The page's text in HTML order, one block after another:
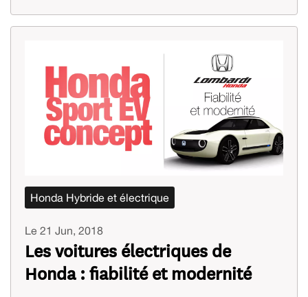
Honda Hybride et électrique
Le 21 Jun, 2018
Les voitures électriques de
Honda : fiabilité et modernité